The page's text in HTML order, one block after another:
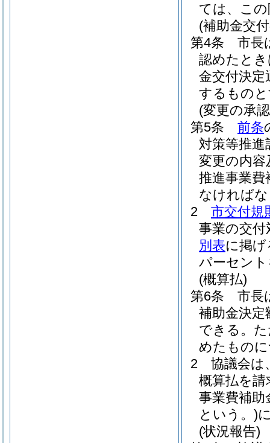
ては、こ
(補助金交
第4条
市長
認めたとき
金交付決定
するもの
(変更の承
第5条
前条
対策等推
変更の内容
推進事業費
なければ
2
市交付規
事業の交
別表に掲
パーセン
(概算払)
第6条
市長
補助金決
できる。
めたもの
2
協議会は
概算払を請
事業費補助
という。)
(状況報告)